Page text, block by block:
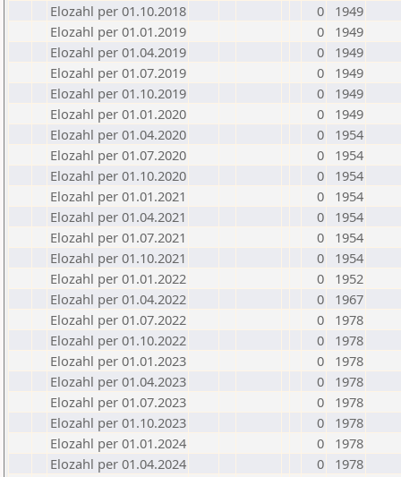
Elozahl per 01.10.2018
0
1949
Elozahl per 01.01.2019
0
1949
Elozahl per 01.04.2019
0
1949
Elozahl per 01.07.2019
0
1949
Elozahl per 01.10.2019
0
1949
Elozahl per 01.01.2020
0
1949
Elozahl per 01.04.2020
0
1954
Elozahl per 01.07.2020
0
1954
Elozahl per 01.10.2020
0
1954
Elozahl per 01.01.2021
0
1954
Elozahl per 01.04.2021
0
1954
Elozahl per 01.07.2021
0
1954
Elozahl per 01.10.2021
0
1954
Elozahl per 01.01.2022
0
1952
Elozahl per 01.04.2022
0
1967
Elozahl per 01.07.2022
0
1978
Elozahl per 01.10.2022
0
1978
Elozahl per 01.01.2023
0
1978
Elozahl per 01.04.2023
0
1978
Elozahl per 01.07.2023
0
1978
Elozahl per 01.10.2023
0
1978
Elozahl per 01.01.2024
0
1978
Elozahl per 01.04.2024
0
1978